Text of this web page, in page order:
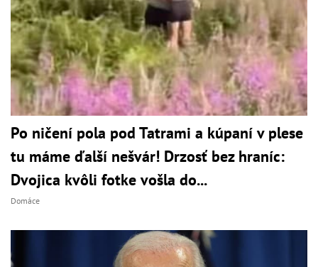
Po ničení pola pod Tatrami a kúpaní v plese
tu máme ďalší nešvár! Drzosť bez hraníc:
Dvojica kvôli fotke vošla do...
Domáce